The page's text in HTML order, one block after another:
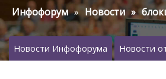
Инфофорум Новости
Новости Инфофорума Новости